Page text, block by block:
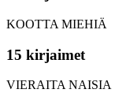
KOOTTA MIEHIÄ
15 kirjaimet
VIERAITA NAISIA